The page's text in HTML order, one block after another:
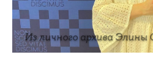
Из личного архива Элины